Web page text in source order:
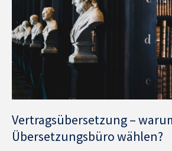
Vertragsübersetzung –
Übersetzungsbüro wählen?